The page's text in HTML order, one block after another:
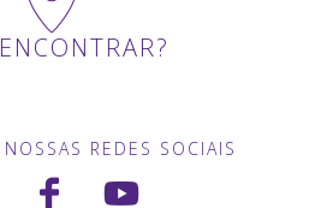
REDES SOCIAIS